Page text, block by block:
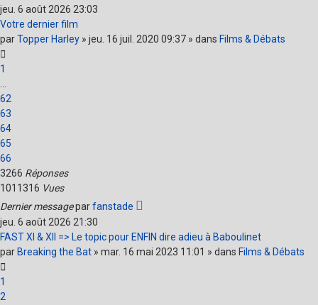
jeu. 6 août 2026 23:03
Votre dernier film
parTopper Harley » jeu. 16 juil. 2020 09:37 » dans Films & Débats
1
62
63
64
65
66
3266 Réponses
1011316 Vues
Dernier messageparfanstade
jeu. 6 août 2026 21:30
FAST XI & XII => Le topic pour ENFIN dire adieu à Baboulinet
par Breaking the Bat » mar. 16 mai 2023 11:01 » dans Films & Débats
1
2